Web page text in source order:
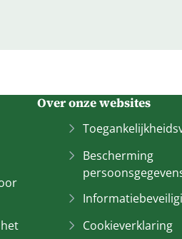
Over onze websites
Bescherming
Cookieverklaring